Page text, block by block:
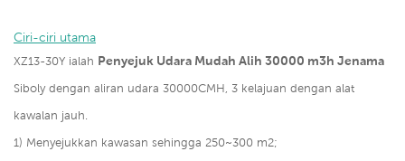
Ciri-ciri utama
XZ13-30Y ialah Penyejuk Udara Mudah Alih 30000 m3h Jenama
Siboly dengan aliran udara 30000CMH, 3 kelajuan dengan alat
kawalan jauh.
1) Menyejukkan kawasan sehingga 250~300 m2;